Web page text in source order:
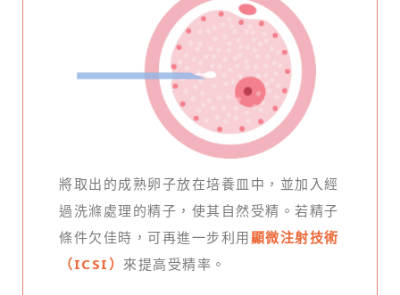
將取出的成熟卵子放在培養皿中，並加入經
過洗滌處理的精子，使其自然受精。若精子
條件欠佳時，可再進一步利用顯微注射技術
（ICSI） 來提高受精率。